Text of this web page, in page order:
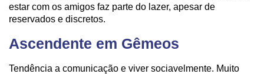
estar com os amigos faz parte do lazer, apesar de
reservados e discretos.
Ascendente em Gêmeos
Tendência a comunicação e viver sociavelmente. Muito